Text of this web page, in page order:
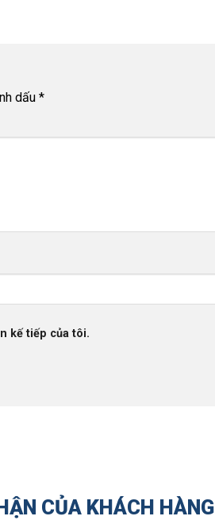
dấu *
kế tiếp của tôi.
CỦA KHÁCH HÀNG